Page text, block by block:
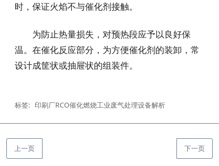
时，保证火焰不与催化剂接触。
为防止热量损失，对预热段应予以良好保
温。在催化反应部分，为方便催化剂的装卸，常
设计成筐状或抽屉状的组装件。
标签: 印刷厂RCO催化燃烧工业废气处理设备解析
上一页 下一页